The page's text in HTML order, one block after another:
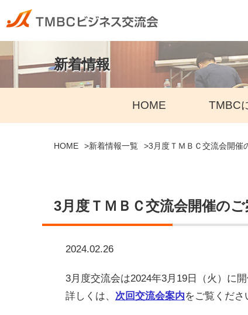
新着情報
HOME TMBC
HOME 新着情報一覧 3月度ＴＭＢＣ交流会開催
3月度ＴＭＢＣ交流会開催の
2024.02.26
3月度交流会は2024年3月19日（火）に開
詳しくは、 次回交流会案内をご覧くださ